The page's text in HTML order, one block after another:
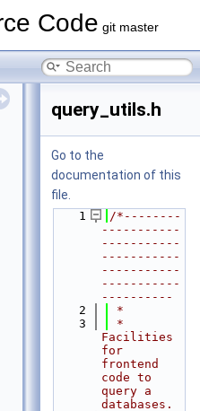
Code git master
query_utils.h
Go to the
documentation of this
file.
    1
/*--------
-----------
-----------
-----------
-----------
-----------
----------
    2
*
    3
*
Facilities
for
frontend
code to
query a
databases.